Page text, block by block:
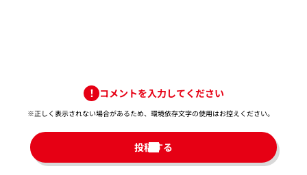
コメントを入力してください
※正しく表示されない場合があるため、環境依存文字の使用はお控えください。​
投稿する